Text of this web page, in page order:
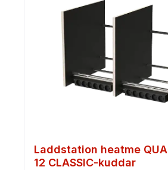
Laddstation heatme
12 CLASSIC-kuddar